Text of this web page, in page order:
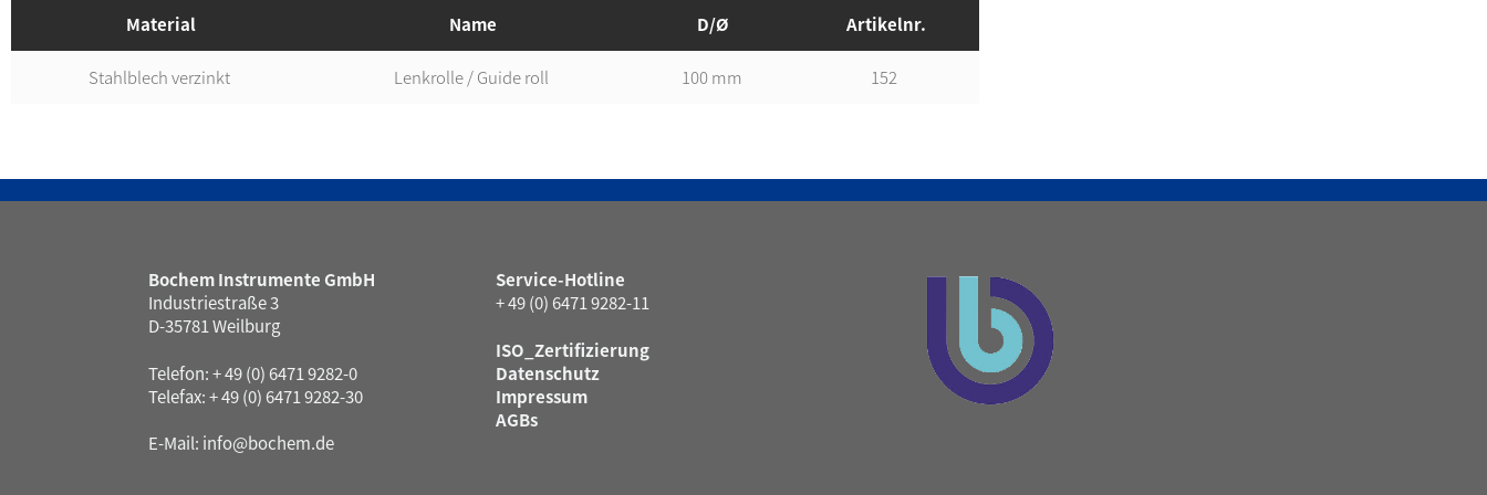
Material Name D/Ø Artikelnr.
Stahlblech verzinkt Lenkrolle / Guide roll 100 mm 152
Bochem Instrumente GmbH
Industriestraße 3
D-35781 Weilburg
Telefon: + 49 (0) 6471 9282-0
Telefax: + 49 (0) 6471 9282-30
E-Mail: info@bochem.de
Service-Hotline
+ 49 (0) 6471 9282-11
ISO_Zertifizierung
Datenschutz
Impressum
AGBs